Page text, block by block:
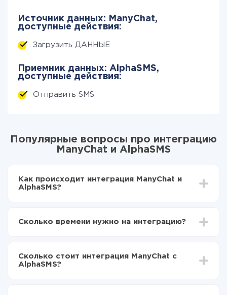
Источник данных: ManyChat,
доступные действия:
Загрузить ДАННЫЕ
Приемник данных: AlphaSMS,
доступные действия:
Отправить SMS
Популярные вопросы про интеграцию
ManyChat и AlphaSMS
Как происходит интеграция ManyChat и
AlphaSMS?
Выбираете какие данные передавать из
Теперь данные будут автоматически
передаваться из ManyChat в AlphaSMS
Сколько времени нужно на интеграцию?
отличаться и составлять от 5-ти до 30-минут. В
среднем настройка занимает 10-15 минут.
Сколько стоит интеграция ManyChat с
AlphaSMS?